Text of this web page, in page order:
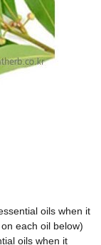
oils when it
each oil below)
oils when it